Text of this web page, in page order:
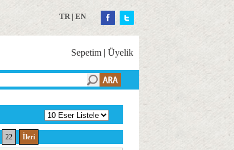
TR| EN
Sepetim | Üyelik
22 İleri